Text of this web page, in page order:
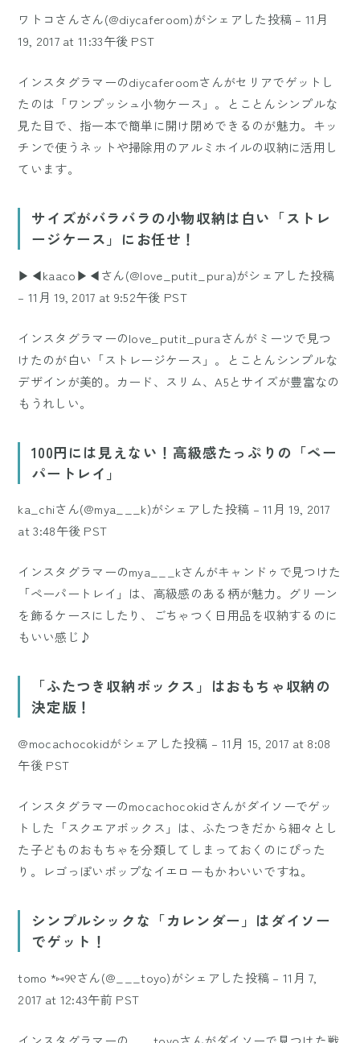
ワトコさんさん(@diycaferoom)がシェアした投稿 –11月
19, 2017 at 11:33午後 PST
インスタグラマーのdiycaferoomさんがセリアでゲットし
たのは「ワンプッシュ小物ケース」。とことんシンプルな
見た目で、指一本で簡単に開け閉めできるのが魅力。キッ
チンで使うネットや掃除用のアルミホイルの収納に活用し
ています。
サイズがバラバラの小物収納は白い「ストレ
ージケース」にお任せ！
▶︎◀︎kaaco▶︎◀︎さん(@love_putit_pura)がシェアした投稿
–11月 19, 2017 at 9:52午後 PST
インスタグラマーのlove_putit_puraさんがミーツで見つ
けたのが白い「ストレージケース」。とことんシンプルな
デザインが美的。カード、スリム、A5とサイズが豊富なの
もうれしい。
100円には見えない！高級感たっぷりの「ペー
パートレイ」
ka_chiさん(@mya___k)がシェアした投稿 –11月 19, 2017
at 3:48午後 PST
インスタグラマーのmya___kさんがキャンドゥで見つけた
「ペーパートレイ」は、高級感のある柄が魅力。グリーン
を飾るケースにしたり、ごちゃつく日用品を収納するのに
もいい感じ♪
「ふたつき収納ボックス」はおもちゃ収納の
決定版！
@mocachocokidがシェアした投稿 – 11月 15, 2017 at 8:08
午後 PST
インスタグラマーのmocachocokidさんがダイソーでゲッ
トした「スクエアボックス」は、ふたつきだから細々とし
た子どものおもちゃを分類してしまっておくのにぴった
り。レゴっぽいポップなイエローもかわいいですね。
シンプルシックな「カレンダー」はダイソー
でゲット！
tomo *⑅୨୧さん(@___toyo)がシェアした投稿 –11月 7,
2017 at 12:43午前 PST